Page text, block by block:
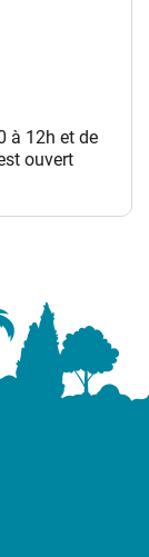
dans un
à 12h et de
ouvert